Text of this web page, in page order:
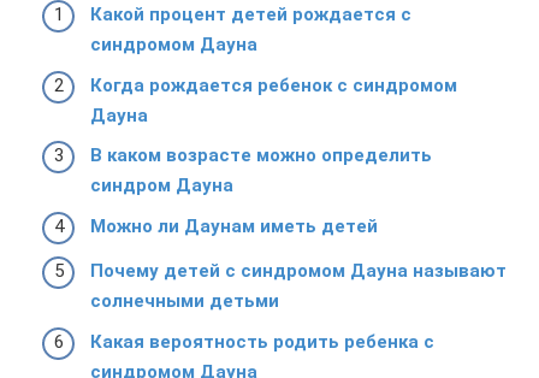
Какой процент детей рождается с
синдромом Дауна
Когда рождается ребенок с синдромом
Дауна
В каком возрасте можно определить
синдром Дауна
Можно ли Даунам иметь детей
Почему детей с синдромом Дауна называют
солнечными детьми
Какая вероятность родить ребенка с
синдромом Дауна